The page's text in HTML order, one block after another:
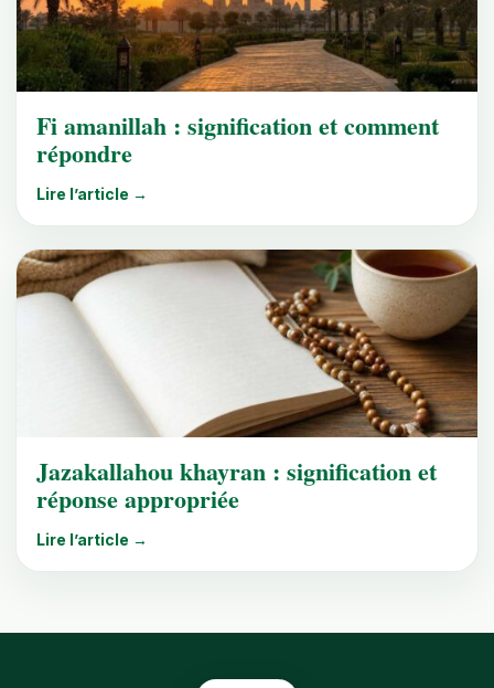
Fi amanillah : signification et comment
répondre
Lire l’article →
Jazakallahou khayran : signification et
réponse appropriée
Lire l’article →